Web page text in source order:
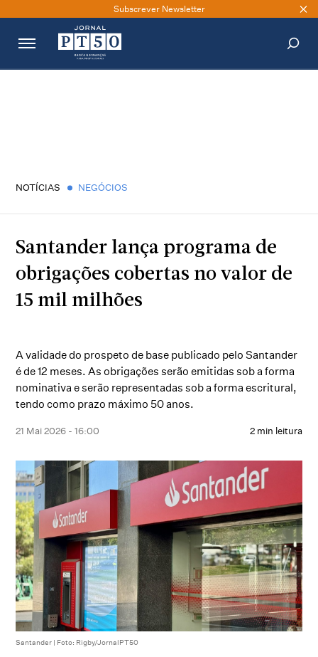
Subscrever Newsletter
NOTÍCIAS NEGÓCIOS
Santander lança programa de
obrigações cobertas no valor de
15 mil milhões
A validade do prospeto de base publicado pelo Santander
é de 12 meses. As obrigações serão emitidas sob a forma
nominativa e serão representadas sob a forma escritural,
tendo como prazo máximo 50 anos.
21 Mai 2026 - 16:00 2 min leitura
Santander | Foto: Rigby/JornalPT50